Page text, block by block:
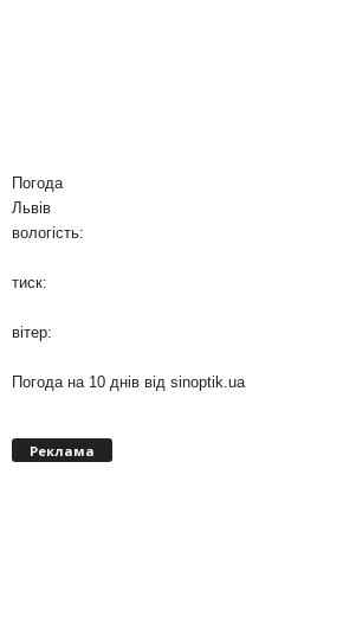
Погода
Львів
вологість:
тиск:
вітер:
Погода на 10 днів від sinoptik.ua
Реклама